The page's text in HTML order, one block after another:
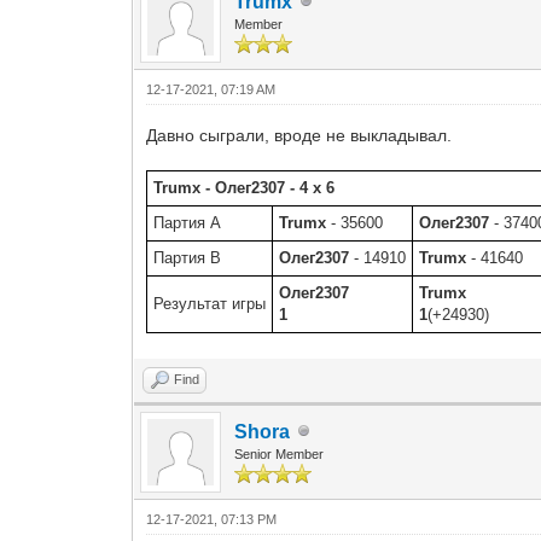
Member
12-17-2021, 07:19 AM
Давно сыграли, вроде не выкладывал.
Trumx - Олег2307 - 4 x 6
Партия A
Trumx - 35600 Олег2307 -
Партия B
Олег2307 - 14910 Trumx - 41640
Результат игры
Олег2307
1
Trumx
1(+24930)
Find
Shora
Senior Member
12-17-2021, 07:13 PM